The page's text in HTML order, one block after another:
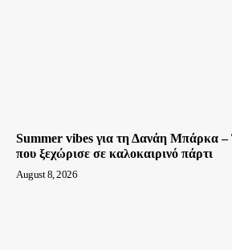
Summer vibes για τη Δανάη Μπάρκα
που ξεχώρισε σε καλοκαιρινό πάρτι
August 8, 2026